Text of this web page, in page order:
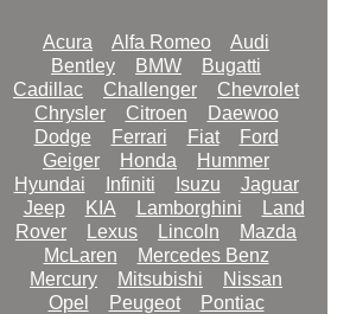
Acura Alfa Romeo
Audi
Bentley
BMW
Bugatti
Cadillac
Challenger
Chevrolet
Chrysler
Citroen
Daewoo
Dodge
Ferrari Fiat
Ford
Geiger
Honda
Hummer
Hyundai
Infiniti Isuzu
Jaguar
Jeep
KIA Lamborghini
Land
Rover
Lexus Lincoln
Mazda
McLaren
Mercedes Benz
Mercury
Mitsubishi
Nissan
Opel
Peugeot
Pontiac